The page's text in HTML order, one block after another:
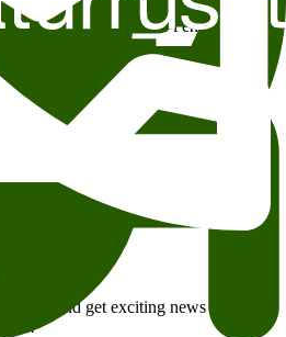
europeiske stormakter i endring på
ved Øivind Bratberg
About accesesibility
– and get exciting news and